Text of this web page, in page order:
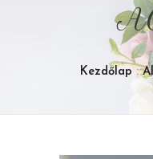
Kezdőlap :